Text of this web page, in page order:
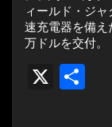
ィールド・ジ
速充電器を備え
万ドルを交付。
X